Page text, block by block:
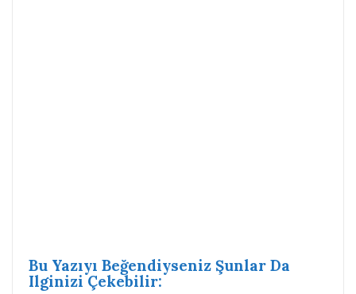
Bu Yazıyı Beğendiyseniz Şunlar Da
Ilginizi Çekebilir: